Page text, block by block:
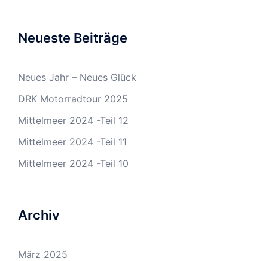
Neueste Beiträge
Neues Jahr – Neues Glück
DRK Motorradtour 2025
Mittelmeer 2024 -Teil 12
Mittelmeer 2024 -Teil 11
Mittelmeer 2024 -Teil 10
Archiv
März 2025